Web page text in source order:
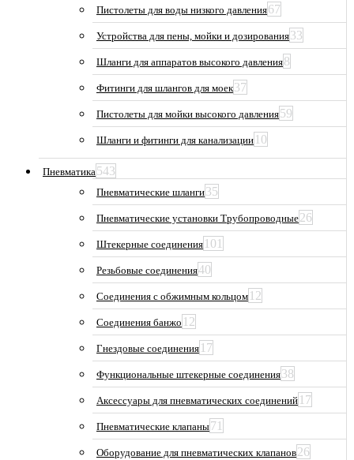
Пистолеты для воды низкого давления67
Устройства для пены, мойки и дозирования33
Шланги для аппаратов высокого давления8
Фитинги для шлангов для моек37
Пистолеты для мойки высокого давления59
Шланги и фитинги для канализации 10
Пневматика543
Пневматические шланги35
Пневматические установки Трубопроводные26
Штекерные соединения 101
Резьбовые соединения40
Соединения с обжимным кольцом 12
Соединения банжо 12
Гнездовые соединения 17
Функциональные штекерные соединения38
Аксессуары для пневматических соединений 17
Пневматические клапаны71
Оборудование для пневматических клапанов26